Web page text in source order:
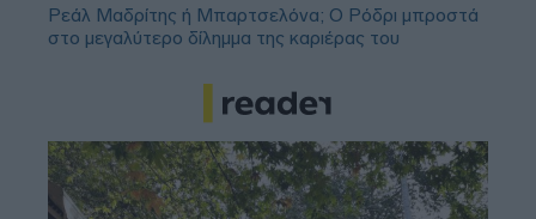
Ρεάλ Μαδρίτης ή Μπαρτσελόνα; Ο Ρόδρι μπροστά
στο μεγαλύτερο δίλημμα της καριέρας του